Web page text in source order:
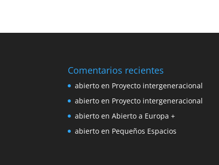
Comentarios recientes
abierto en Proyecto intergeneracional
abierto en Proyecto intergeneracional
abierto enAbierto a Europa +
abierto en Pequeños Espacios